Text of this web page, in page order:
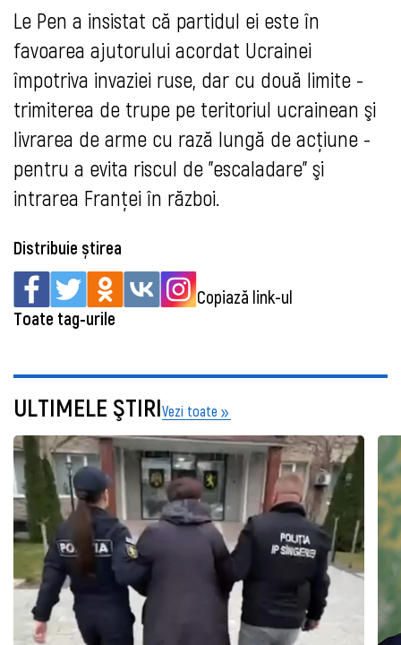
Le Pen a insistat că partidul ei este în
favoarea ajutorului acordat Ucrainei
împotriva invaziei ruse, dar cu două limite -
trimiterea de trupe pe teritoriul ucrainean şi
livrarea de arme cu rază lungă de acţiune -
pentru a evita riscul de "escaladare" şi
intrarea Franţei în război.
Distribuie știrea
Copiază link-ul
Toate tag-urile
ULTIMELE ŞTIRIVezi toate